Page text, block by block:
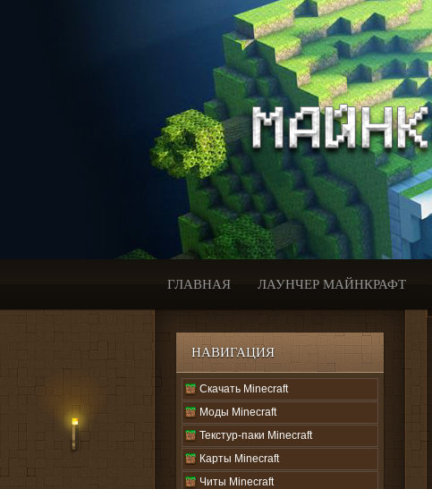
ГЛАВНАЯ ЛАУНЧЕР МАЙНКРАФТ
НАВИГАЦИЯ
Скачать Minecraft
Моды Minecraft
Текстур-паки Minecraft
Карты Minecraft
Читы Minecraft